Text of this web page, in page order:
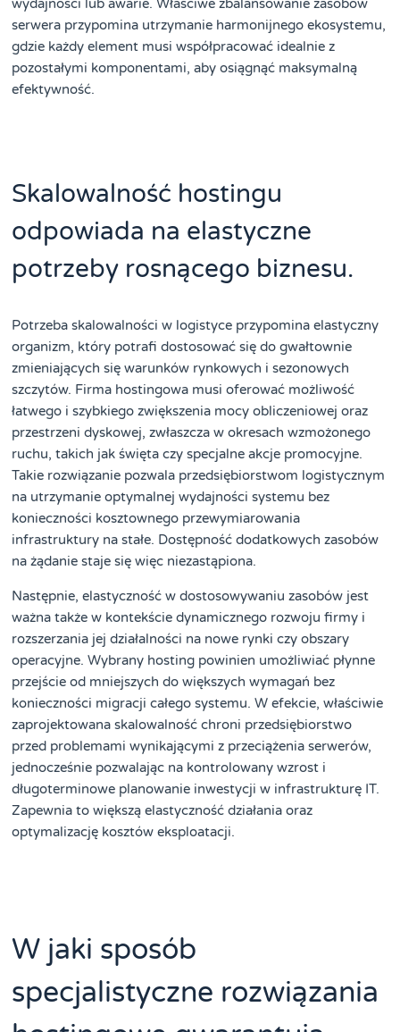
wydajności lub awarie. Właściwe zbalansowanie zasobów
serwera przypomina utrzymanie harmonijnego ekosystemu,
gdzie każdy element musi współpracować idealnie z
pozostałymi komponentami, aby osiągnąć maksymalną
efektywność.
Skalowalność hostingu
odpowiada na elastyczne
potrzeby rosnącego biznesu.
Potrzeba skalowalności w logistyce przypomina elastyczny
organizm, który potrafi dostosować się do gwałtownie
zmieniających się warunków rynkowych i sezonowych
szczytów. Firma hostingowa musi oferować możliwość
łatwego i szybkiego zwiększenia mocy obliczeniowej oraz
przestrzeni dyskowej, zwłaszcza w okresach wzmożonego
ruchu, takich jak święta czy specjalne akcje promocyjne.
Takie rozwiązanie pozwala przedsiębiorstwom logistycznym
na utrzymanie optymalnej wydajności systemu bez
konieczności kosztownego przewymiarowania
infrastruktury na stałe. Dostępność dodatkowych zasobów
na żądanie staje się więc niezastąpiona.
Następnie, elastyczność w dostosowywaniu zasobów jest
ważna także w kontekście dynamicznego rozwoju firmy i
rozszerzania jej działalności na nowe rynki czy obszary
operacyjne. Wybrany hosting powinien umożliwiać płynne
przejście od mniejszych do większych wymagań bez
konieczności migracji całego systemu. W efekcie, właściwie
zaprojektowana skalowalność chroni przedsiębiorstwo
przed problemami wynikającymi z przeciążenia serwerów,
jednocześnie pozwalając na kontrolowany wzrost i
długoterminowe planowanie inwestycji w infrastrukturę IT.
Zapewnia to większą elastyczność działania oraz
optymalizację kosztów eksploatacji.
W jaki sposób
specjalistyczne rozwiązania